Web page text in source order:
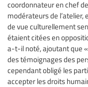
coordonnateur en chef de
modérateurs de
de vue culturellement
étaient citées en
a-t-il noté, ajoutant que
des témoignages des
cependant obligé les
accepter les droits